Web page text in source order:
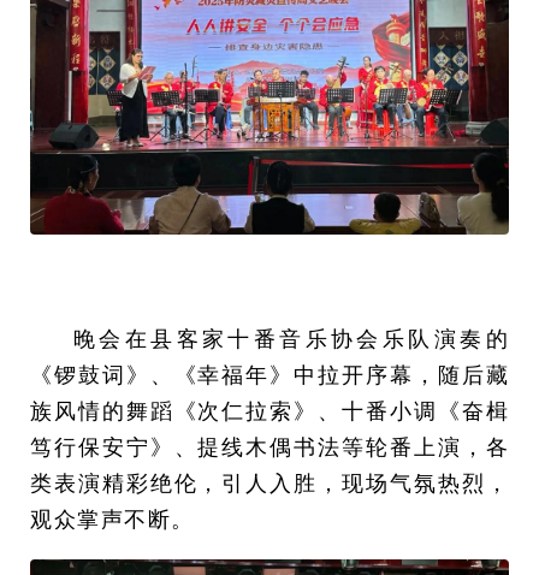
晚会在县客家十番音乐协会乐队演奏的
《锣鼓词》、《幸福年》中拉开序幕，随后藏
族风情的舞蹈《次仁拉索》、十番小调《奋楫
笃行保安宁》、提线木偶书法等轮番上演，各
类表演精彩绝伦，引人入胜，现场气氛热烈，
观众掌声不断。